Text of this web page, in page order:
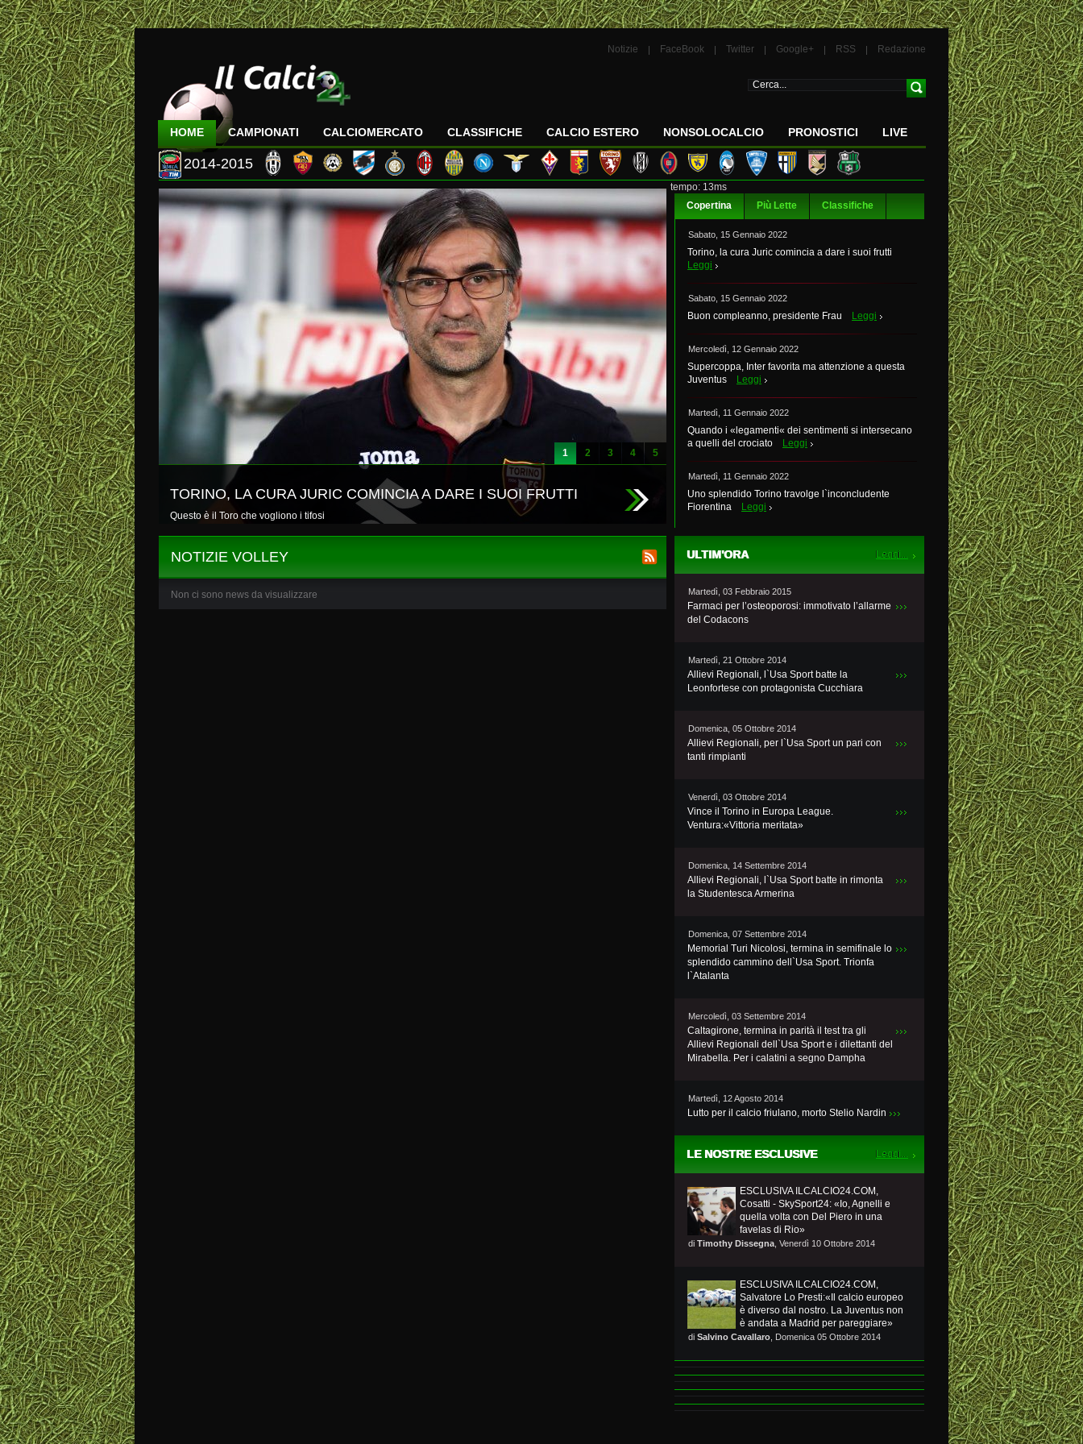
Notizie FaceBook Twitter Google+ RSS Redazione
HOME CAMPIONATI CALCIOMERCATO CLASSIFICHE CALCIO ESTERO NONSOLOCALCIO PRONOSTICI LIVE
2014-2015
1 2 3 4 5
TORINO, LA CURA JURIC COMINCIA A DARE I SUOI FRUTTI
Questo è il Toro che vogliono i tifosi
tempo: 13ms
Copertina
Più Lette Classifiche
Sabato, 15 Gennaio 2022
Torino, la cura Juric comincia a dare i suoi frutti
Leggi
Sabato, 15 Gennaio 2022
Buon compleanno, presidente Frau Leggi
Mercoledì, 12 Gennaio 2022
Supercoppa, Inter favorita ma attenzione a questa
Juventus
Leggi
Martedì, 11 Gennaio 2022
Quando i «legamenti« dei sentimenti si intersecano
a quelli del crociato
Leggi
Martedì, 11 Gennaio 2022
Uno splendido Torino travolge l`inconcludente
Fiorentina
Leggi
NOTIZIE VOLLEY
Non ci sono news da visualizzare
ULTIM'ORA
Martedì, 03 Febbraio 2015
Farmaci per l’osteoporosi: immotivato l’allarme
del Codacons
Martedì, 21 Ottobre 2014
Allievi Regionali, l`Usa Sport batte la
Leonfortese con protagonista Cucchiara
Domenica, 05 Ottobre 2014
Allievi Regionali, per l`Usa Sport un pari con
tanti rimpianti
Venerdì, 03 Ottobre 2014
Vince il Torino in Europa League.
Ventura:«Vittoria meritata»
Domenica, 14 Settembre 2014
Allievi Regionali, l`Usa Sport batte in rimonta
la Studentesca Armerina
Domenica, 07 Settembre 2014
Memorial Turi Nicolosi, termina in semifinale lo
splendido cammino dell`Usa Sport. Trionfa
l`Atalanta
Mercoledì, 03 Settembre 2014
Caltagirone, termina in parità il test tra gli
Allievi Regionali dell`Usa Sport e i dilettanti del
Mirabella. Per i calatini a segno Dampha
Martedì, 12 Agosto 2014
Lutto per il calcio friulano, morto Stelio Nardin
LE NOSTRE ESCLUSIVE
ESCLUSIVA ILCALCIO24.COM,
Cosatti - SkySport24: «Io, Agnelli e
quella volta con Del Piero in una
favelas di Rio»
di Timothy Dissegna , Venerdì 10 Ottobre 2014
ESCLUSIVA ILCALCIO24.COM,
Salvatore Lo Presti:«Il calcio europeo
è diverso dal nostro. La Juventus non
è andata a Madrid per pareggiare»
di Salvino Cavallaro , Domenica 05 Ottobre 2014